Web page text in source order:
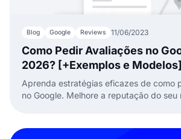
Blog Google Reviews 11/06/2023
Como Pedir Avaliações no
2026? [+Exemplos e Modelos]
Aprenda estratégias eficazes de como
no Google. Melhore a reputação do seu